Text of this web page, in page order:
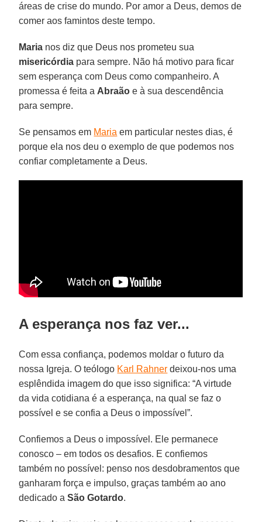
áreas de crise do mundo. Por amor a Deus, demos de
comer aos famintos deste tempo.
Maria nos diz que Deus nos prometeu sua
misericórdia para sempre. Não há motivo para ficar
sem esperança com Deus como companheiro. A
promessa é feita a Abraão e à sua descendência
para sempre.
Se pensamos em Maria em particular nestes dias, é
porque ela nos deu o exemplo de que podemos nos
confiar completamente a Deus.
A esperança nos faz ver...
Com essa confiança, podemos moldar o futuro da
nossa Igreja. O teólogo Karl Rahner deixou-nos uma
esplêndida imagem do que isso significa: “A virtude
da vida cotidiana é a esperança, na qual se faz o
possível e se confia a Deus o impossível”.
Confiemos a Deus o impossível. Ele permanece
conosco – em todos os desafios. E confiemos
também no possível: penso nos desdobramentos que
ganharam força e impulso, graças também ao ano
dedicado aSão Gotardo.